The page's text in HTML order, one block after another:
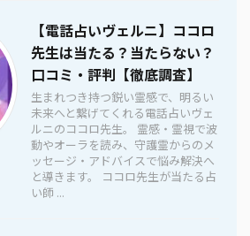
【電話占いヴェルニ】ココロ
先生は当たる？当たらない？
口コミ・評判【徹底調査】
生まれつき持つ鋭い霊感で、明るい
未来へと繋げてくれる電話占いヴェ
ルニのココロ先生。 霊感・霊視で波
動やオーラを読み、守護霊からのメ
ッセージ・アドバイスで悩み解決へ
と導きます。 ココロ先生が当たる占
い師 ...